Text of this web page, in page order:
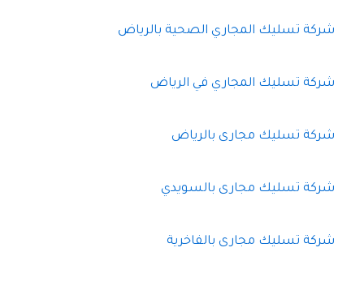
شركة تسليك المجاري الصحية بالرياض
شركة تسليك المجاري في الرياض
شركة تسليك مجارى بالرياض
شركة تسليك مجارى بالسويدي
شركة تسليك مجارى بالفاخرية